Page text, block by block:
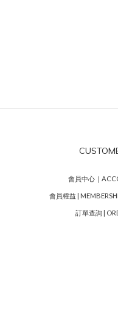
會員中心｜
會員權益 |
訂單查詢 |